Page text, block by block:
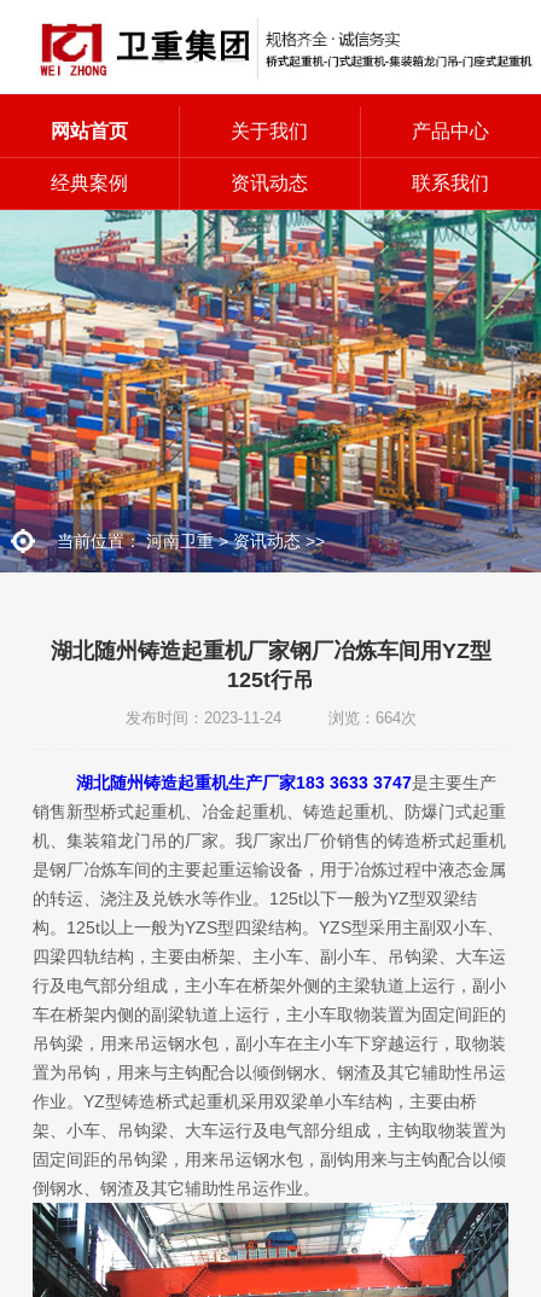
网站首页 关于我们 产品中心
经典案例 资讯动态 联系我们
当前位置：河南卫重>资讯动态>>
湖北随州铸造起重机厂家钢厂冶炼车间用YZ型
125t行吊
发布时间：2023-11-24 浏览：664次
湖北随州铸造起重机生产厂家183 3633 3747是主要生产
销售新型桥式起重机、冶金起重机、铸造起重机、防爆门式起重
机、集装箱龙门吊的厂家。我厂家出厂价销售的铸造桥式起重机
是钢厂冶炼车间的主要起重运输设备，用于冶炼过程中液态金属
的转运、浇注及兑铁水等作业。125t以下一般为YZ型双梁结
构。125t以上一般为YZS型四梁结构。YZS型采用主副双小车、
四梁四轨结构，主要由桥架、主小车、副小车、吊钩梁、大车运
行及电气部分组成，主小车在桥架外侧的主梁轨道上运行，副小
车在桥架内侧的副梁轨道上运行，主小车取物装置为固定间距的
吊钩梁，用来吊运钢水包，副小车在主小车下穿越运行，取物装
置为吊钩，用来与主钩配合以倾倒钢水、钢渣及其它辅助性吊运
作业。YZ型铸造桥式起重机采用双梁单小车结构，主要由桥
架、小车、吊钩梁、大车运行及电气部分组成，主钩取物装置为
固定间距的吊钩梁，用来吊运钢水包，副钩用来与主钩配合以倾
倒钢水、钢渣及其它辅助性吊运作业。